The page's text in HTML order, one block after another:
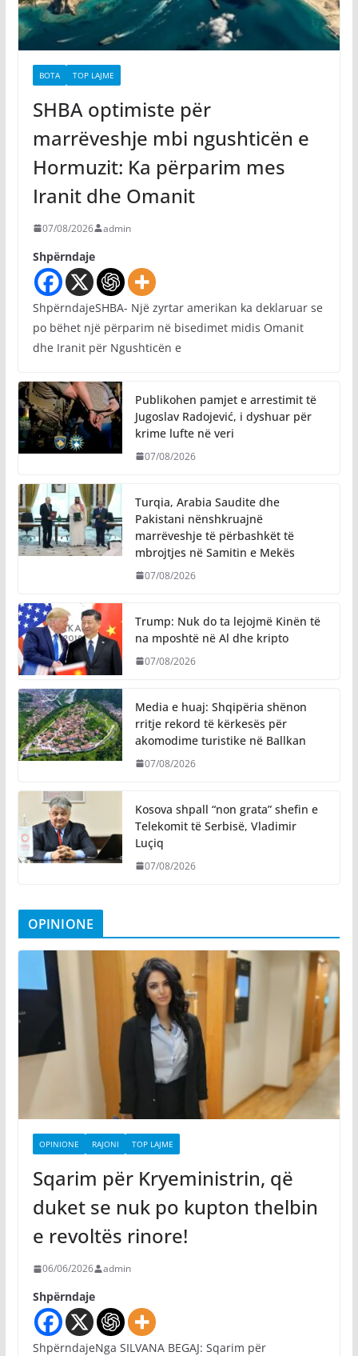
BOTA TOP LAJME
SHBA optimiste për
marrëveshje mbi ngushticën e
Hormuzit: Ka përparim mes
Iranit dhe Omanit
07/08/2026 admin
Shpërndaje
ShpërndajeSHBA- Një zyrtar amerikan ka deklaruar se
po bëhet një përparim në bisedimet midis Omanit
dhe Iranit për Ngushticën e
Publikohen pamjet e arrestimit të
Jugoslav Radojević, i dyshuar për
krime lufte në veri
07/08/2026
Turqia, Arabia Saudite dhe
Pakistani nënshkruajnë
marrëveshje të përbashkët të
mbrojtjes në Samitin e Mekës
07/08/2026
Trump: Nuk do ta lejojmë Kinën të
na mposhtë në Al dhe kripto
07/08/2026
Media e huaj: Shqipëria shënon
rritje rekord të kërkesës për
akomodime turistike në Ballkan
07/08/2026
Kosova shpall “non grata” shefin e
Telekomit të Serbisë, Vladimir
Luçiq
07/08/2026
OPINIONE
OPINIONE RAJONI TOP LAJME
Sqarim për Kryeministrin, që
duket se nuk po kupton thelbin
e revoltës rinore!
06/06/2026 admin
Shpërndaje
ShpërndajeNga SILVANA BEGAJ: Sqarim për